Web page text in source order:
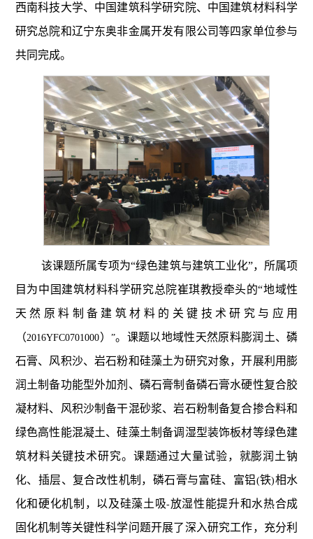
西南科技大学、中国建筑科学研究院、中国建筑材料科学
研究总院和辽宁东奥非金属开发有限公司等四家单位参与
共同完成。
该课题所属专项为“绿色建筑与建筑工业化”，所属项
目为中国建筑材料科学研究总院崔琪教授牵头的“地域性
天然原料制备建筑材料的关键技术研究与应用
（2016YFC0701000） ”。课题以地域性天然原料膨润土、磷
石膏、风积沙、岩石粉和硅藻土为研究对象，开展利用膨
润土制备功能型外加剂、磷石膏制备磷石膏水硬性复合胶
凝材料、风积沙制备干混砂浆、岩石粉制备复合掺合料和
绿色高性能混凝土、硅藻土制备调湿型装饰板材等绿色建
筑材料关键技术研究。课题通过大量试验，就膨润土钠
化、插层、复合改性机制，磷石膏与富硅、富铝(铁)相水
化和硬化机制，以及硅藻土吸-放湿性能提升和水热合成
固化机制等关键性科学问题开展了深入研究工作，充分利